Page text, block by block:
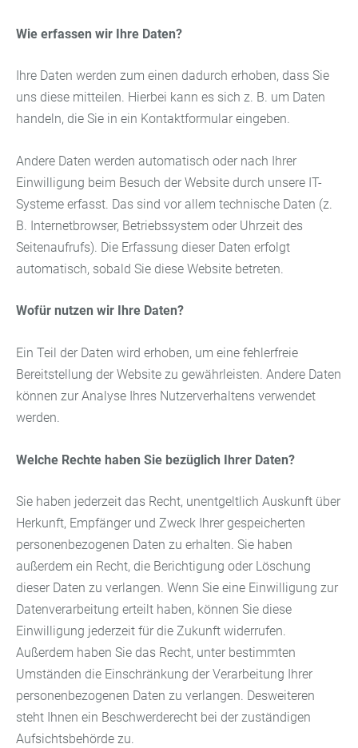
Wie erfassen wir Ihre Daten?
Ihre Daten werden zum einen dadurch erhoben, dass Sie
uns diese mitteilen. Hierbei kann es sich z. B. um Daten
handeln, die Sie in ein Kontaktformular eingeben.
Andere Daten werden automatisch oder nach Ihrer
Einwilligung beim Besuch der Website durch unsere IT-
Systeme erfasst. Das sind vor allem technische Daten (z.
B. Internetbrowser, Betriebssystem oder Uhrzeit des
Seitenaufrufs). Die Erfassung dieser Daten erfolgt
automatisch, sobald Sie diese Website betreten.
Wofür nutzen wir Ihre Daten?
Ein Teil der Daten wird erhoben, um eine fehlerfreie
Bereitstellung der Website zu gewährleisten. Andere Daten
können zur Analyse Ihres Nutzerverhaltens verwendet
werden.
Welche Rechte haben Sie bezüglich Ihrer Daten?
Sie haben jederzeit das Recht, unentgeltlich Auskunft über
Herkunft, Empfänger und Zweck Ihrer gespeicherten
personenbezogenen Daten zu erhalten. Sie haben
außerdem ein Recht, die Berichtigung oder Löschung
dieser Daten zu verlangen. Wenn Sie eine Einwilligung zur
Datenverarbeitung erteilt haben, können Sie diese
Einwilligung jederzeit für die Zukunft widerrufen.
Außerdem haben Sie das Recht, unter bestimmten
Umständen die Einschränkung der Verarbeitung Ihrer
personenbezogenen Daten zu verlangen. Desweiteren
steht Ihnen ein Beschwerderecht bei der zuständigen
Aufsichtsbehörde zu.